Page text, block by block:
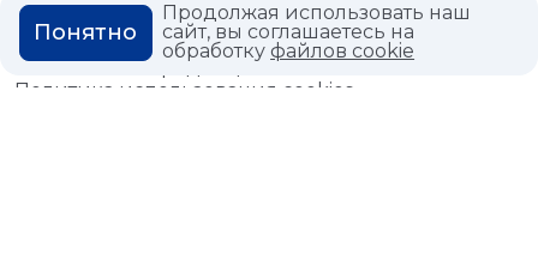
Политика конфиденциальности
Политика использования cookies
Продолжая использовать наш
сайт, вы соглашаетесь на
обработкуфайлов cookie
Понятно